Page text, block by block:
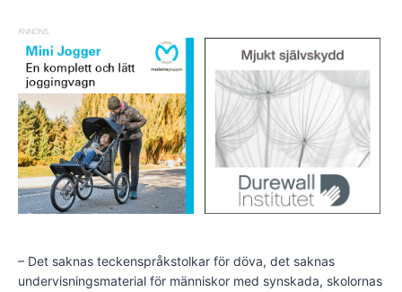
ANNONS
– Det saknas teckenspråkstolkar för döva, det saknas
undervisningsmaterial för människor med synskada, skolornas